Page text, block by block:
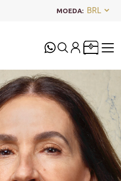
MOEDA: